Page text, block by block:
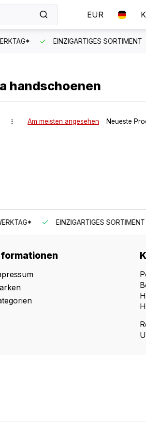
EUR
SCHNELLER KUNDENSERVICE
handschoenen
Am meisten angesehen Neueste
SCHNELLER KUNDENSERVICE